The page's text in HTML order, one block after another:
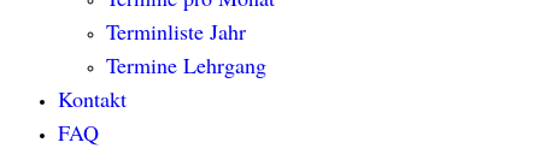
Terminliste Jahr
Termine Lehrgang
Kontakt
FAQ